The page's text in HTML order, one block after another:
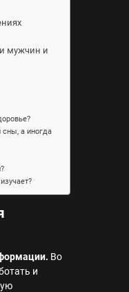
мужчин и
а иногда
Во
и